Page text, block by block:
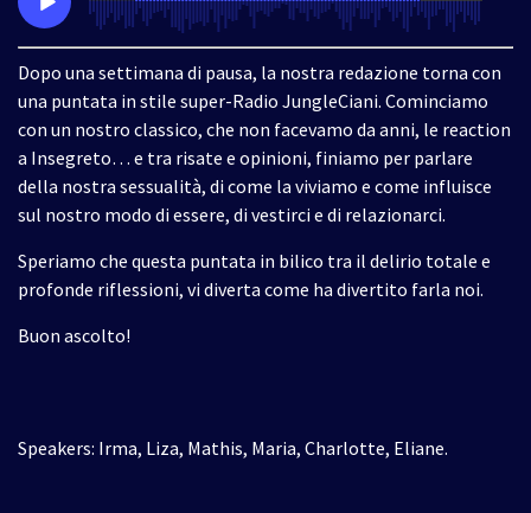
Dopo una settimana di pausa, la nostra redazione torna con
una puntata in stile super-Radio JungleCiani. Cominciamo
con un nostro classico, che non facevamo da anni, le reaction
a Insegreto… e tra risate e opinioni, finiamo per parlare
della nostra sessualità, di come la viviamo e come influisce
sul nostro modo di essere, di vestirci e di relazionarci.
Speriamo che questa puntata in bilico tra il delirio totale e
profonde riflessioni, vi diverta come ha divertito farla noi.
Buon ascolto!
Speakers: Irma, Liza, Mathis, Maria, Charlotte, Eliane.